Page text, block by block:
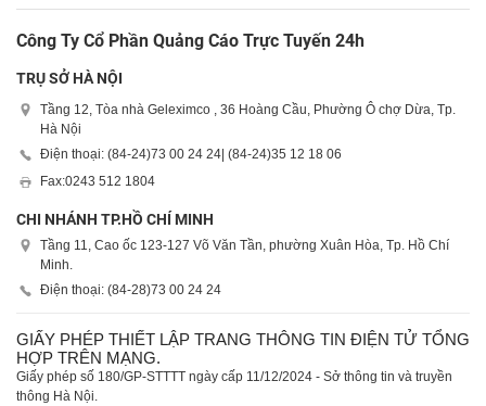
Công Ty Cổ Phần Quảng Cáo Trực Tuyến 24h
TRỤ SỞ HÀ NỘI
Tầng 12, Tòa nhà Geleximco , 36 Hoàng Cầu, Phường Ô chợ Dừa, Tp.
Hà Nội
Điện thoại: (84-24)73 00 24 24 | (84-24)35 12 18 06
Fax:0243 512 1804
CHI NHÁNH TP.HỒ CHÍ MINH
Tầng 11, Cao ốc 123-127 Võ Văn Tần, phường Xuân Hòa, Tp. Hồ Chí
Minh.
Điện thoại: (84-28)73 00 24 24
GIẤY PHÉP THIẾT LẬP TRANG THÔNG TIN ĐIỆN TỬ TỔNG
HỢP TRÊN MẠNG.
Giấy phép số 180/GP-STTTT ngày cấp 11/12/2024 - Sở thông tin và truyền
thông Hà Nội.